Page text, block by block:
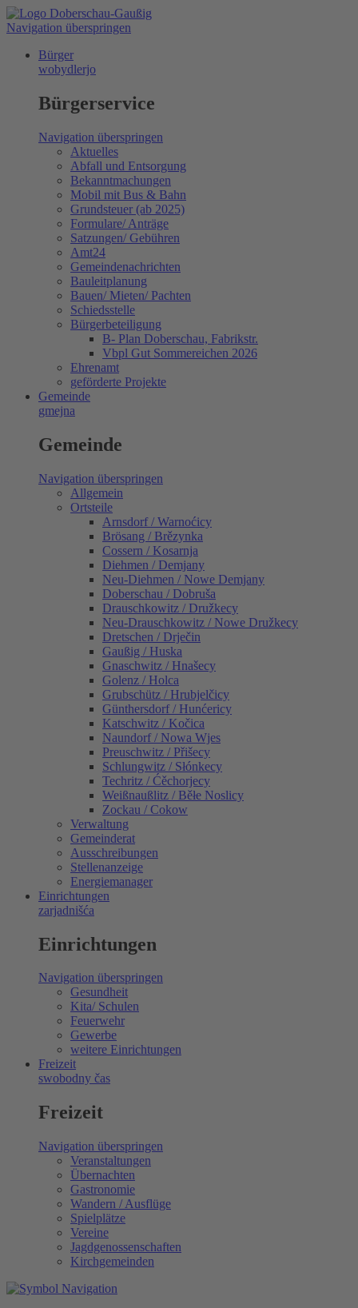
Navigation überspringen
Bürger
wobydlerjo
Bürgerservice
Navigation überspringen
Aktuelles
Abfall und Entsorgung
Bekanntmachungen
Mobil mit Bus & Bahn
Grundsteuer (ab 2025)
Formulare/ Anträge
Satzungen/ Gebühren
Amt24
Gemeindenachrichten
Bauleitplanung
Bauen/ Mieten/ Pachten
Schiedsstelle
Bürgerbeteiligung
B- Plan Doberschau, Fabrikstr.
Vbpl Gut Sommereichen 2026
Ehrenamt
geförderte Projekte
Gemeinde
gmejna
Gemeinde
Navigation überspringen
Allgemein
Ortsteile
Arnsdorf / Warnoćicy
Brösang / Brězynka
Cossern / Kosarnja
Diehmen / Demjany
Neu-Diehmen / Nowe Demjany
Doberschau / Dobruša
Drauschkowitz / Družkecy
Neu-Drauschkowitz / Nowe Družkecy
Dretschen / Drječin
Gaußig / Huska
Gnaschwitz / Hnašecy
Golenz / Holca
Grubschütz / Hrubjelčicy
Günthersdorf / Hunćericy
Katschwitz / Kočica
Naundorf / Nowa Wjes
Preuschwitz / Přišecy
Schlungwitz / Słónkecy
Techritz / Ćěchorjecy
Weißnaußlitz / Běłe Noslicy
Zockau / Cokow
Verwaltung
Gemeinderat
Ausschreibungen
Stellenanzeige
Energiemanager
Einrichtungen
zarjadnišća
Einrichtungen
Navigation überspringen
Gesundheit
Kita/ Schulen
Feuerwehr
Gewerbe
weitere Einrichtungen
Freizeit
swobodny čas
Freizeit
Navigation überspringen
Veranstaltungen
Übernachten
Gastronomie
Wandern / Ausflüge
Spielplätze
Vereine
Jagdgenossenschaften
Kirchgemeinden